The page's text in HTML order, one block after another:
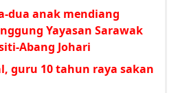
dua anak mendiang
Yayasan Sarawak
Abang Johari
guru 10 tahun raya sakan